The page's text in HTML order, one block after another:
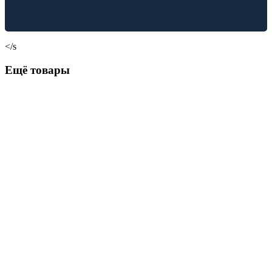
</s
Ещё товары